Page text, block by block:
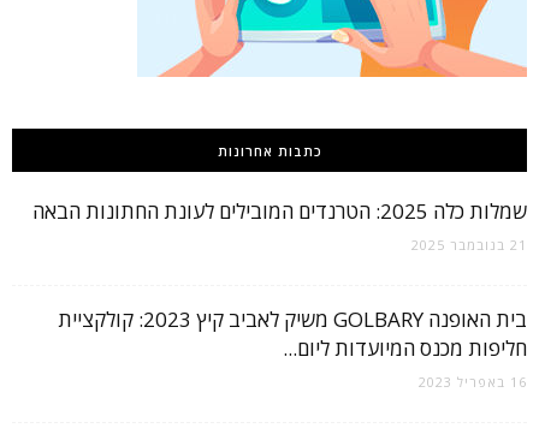
כתבות אחרונות
שמלות כלה 2025: הטרנדים המובילים לעונת החתונות הבאה
21 בנובמבר 2025
בית האופנה GOLBARY משיק לאביב קיץ 2023: קולקציית
חליפות מכנס המיועדות ליום...
16 באפריל 2023